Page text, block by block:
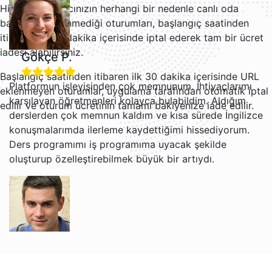
Hizmet sağlayıcınızın herhangi bir nedenle canlı oda
bağlantısı eklenmediği oturumları, başlangıç saatinden
itibaren ilk 30 dakika içerisinde iptal ederek tam bir ücret
iadesi alabilirsiniz.
Başlangıç saatinden itibaren ilk 30 dakika içerisinde URL
eklenmeyen oturumlar, uygulama tarafından otomatik iptal
edilir ve oturum ücretinin tamamı bakiyenize iade edilir.
Gökçe P.
Platformun işleyişinden çok memnunum. İhtiyaçlarımı
karşılayan öğretmenleri kolayca bulabildim. Aldığım
derslerden çok memnun kaldım ve kısa sürede İngilizce
konuşmalarımda ilerleme kaydettiğimi hissediyorum.
Ders programımı iş programıma uyacak şekilde
oluşturup özelleştirebilmek büyük bir artıydı.